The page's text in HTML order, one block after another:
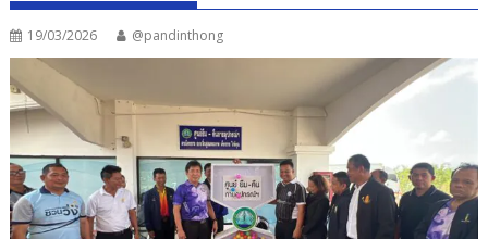
19/03/2026 @pandinthong